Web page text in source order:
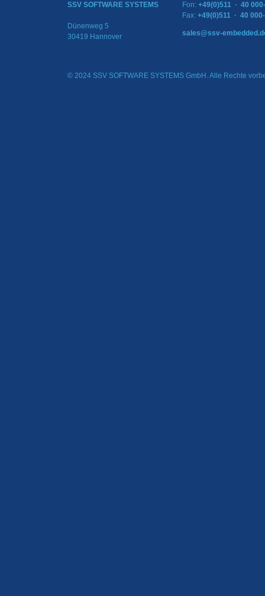
SSV SOFTWARE SYSTEMS
Dünenweg 5
30419 Hannover
Fon: +49(0)511 · 40
Fax: +49(0)511 · 40
sales@ssv-
© 2024 SSV SOFTWARE SYSTEMS GmbH. Alle Rechte